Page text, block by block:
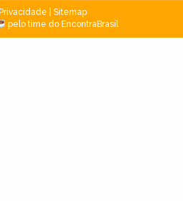
Sitemap
pelo time do EncontraBrasil